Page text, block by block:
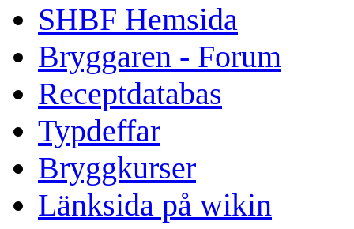
SHBF Hemsida
Bryggaren - Forum
Receptdatabas
Typdeffar
Bryggkurser
Länksida på wikin